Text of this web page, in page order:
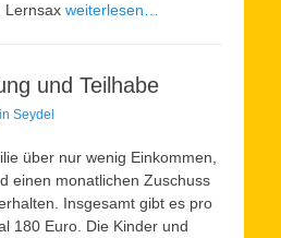
Lernsax weiterlesen…
und Teilhabe
Seydel
über nur wenig Einkommen,
einen monatlichen Zuschuss
Insgesamt gibt es pro
180 Euro. Die Kinder und